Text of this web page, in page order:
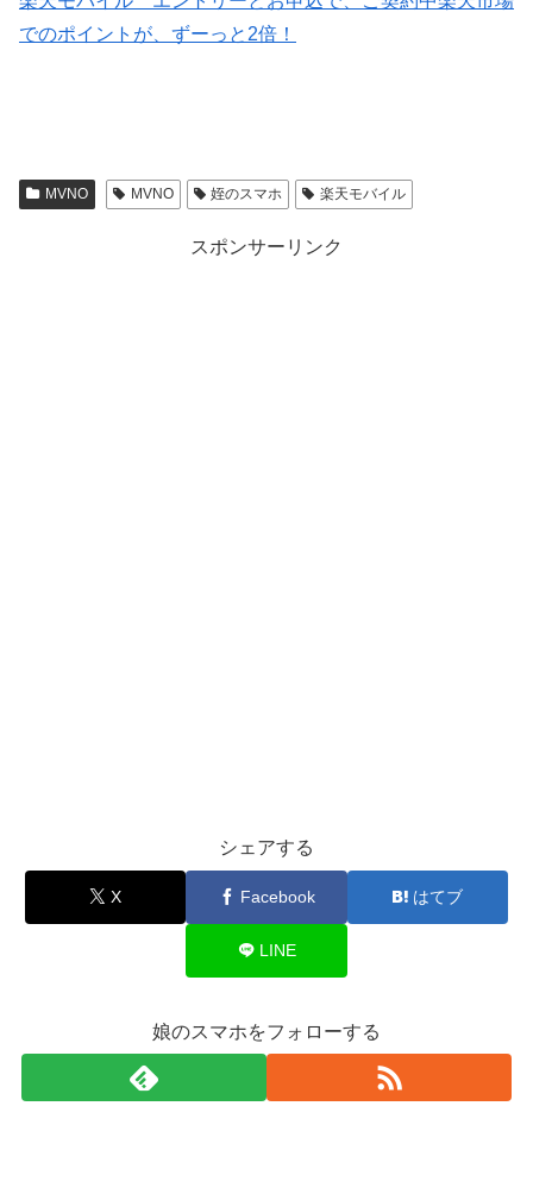
でのポイントが、ずーっと2倍！
MVNO MVNO 姪のスマホ 楽天モバイル
スポンサーリンク
シェアする
X Facebook はてブ
LINE
娘のスマホをフォローする